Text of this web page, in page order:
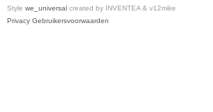
Style we_universal created by INVENTEA & v12mike
Privacy Gebruikersvoorwaarden